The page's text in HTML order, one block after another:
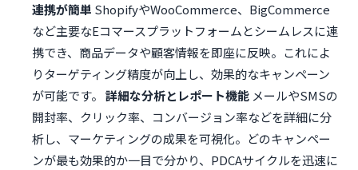
連携が簡単 ShopifyやWooCommerce、BigCommerce
など主要なEコマースプラットフォームとシームレスに連
携でき、商品データや顧客情報を即座に反映。これによ
りターゲティング精度が向上し、効果的なキャンペーン
が可能です。 詳細な分析とレポート機能 メールやSMSの
開封率、クリック率、コンバージョン率などを詳細に分
析し、マーケティングの成果を可視化。どのキャンペー
ンが最も効果的か一目で分かり、PDCAサイクルを迅速に